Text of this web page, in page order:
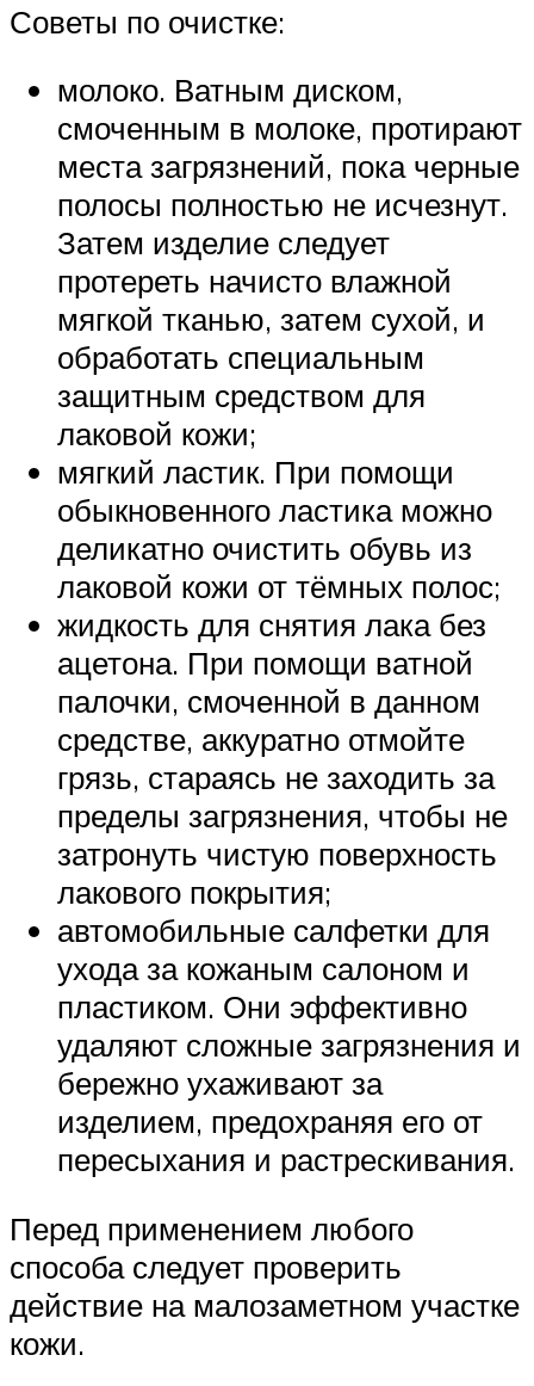
Советы по очистке:
молоко. Ватным диском,
смоченным в молоке, протирают
места загрязнений, пока черные
полосы полностью не исчезнут.
Затем изделие следует
протереть начисто влажной
мягкой тканью, затем сухой, и
обработать специальным
защитным средством для
лаковой кожи;
мягкий ластик. При помощи
обыкновенного ластика можно
деликатно очистить обувь из
лаковой кожи от тёмных полос;
жидкость для снятия лака без
ацетона. При помощи ватной
палочки, смоченной в данном
средстве, аккуратно отмойте
грязь, стараясь не заходить за
пределы загрязнения, чтобы не
затронуть чистую поверхность
лакового покрытия;
автомобильные салфетки для
ухода за кожаным салоном и
пластиком. Они эффективно
удаляют сложные загрязнения и
бережно ухаживают за
изделием, предохраняя его от
пересыхания и растрескивания.
Перед применением любого
способа следует проверить
действие на малозаметном участке
кожи.